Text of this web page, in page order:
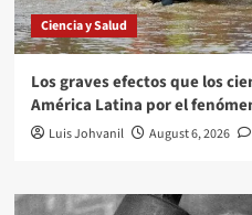
Ciencia y Salud
Los graves efectos que los
América Latina por el
Luis Johvanil August 6, 2026